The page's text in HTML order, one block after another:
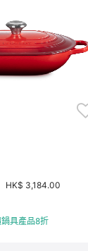
HK$ 3,184.00
鍋具產品8折